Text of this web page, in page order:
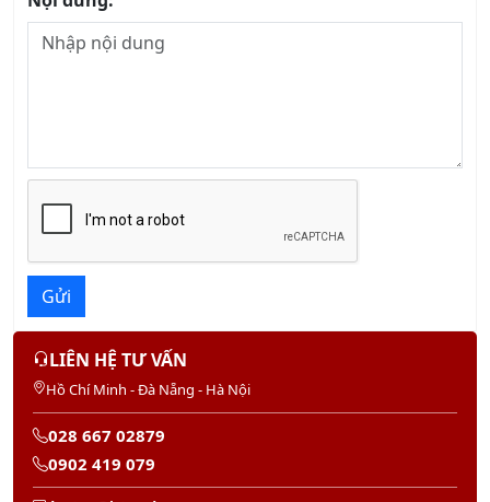
Gửi
LIÊN HỆ TƯ VẤN
Hồ Chí Minh - Đà Nẵng - Hà Nội
028 667 02879
0902 419 079
daotaoquanly.irtc@gmail.com